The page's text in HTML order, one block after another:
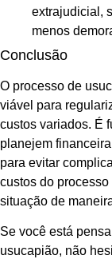
extrajudicial,
menos
Conclusão
O processo de
viável para
custos variados. É
planejem
para evitar
custos do
situação de
Se você está
usucapião, não